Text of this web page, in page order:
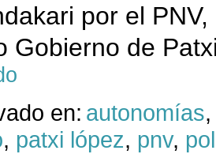
por el
Gobierno de
en: autonomías
, patxi lópez, pnv,